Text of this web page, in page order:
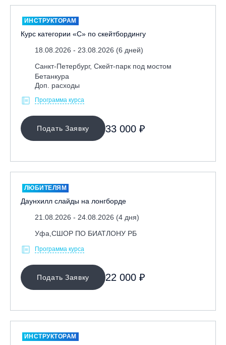
ИНСТРУКТОРАМ
Курс категории «С» по скейтбордингу
18.08.2026 - 23.08.2026 (6 дней)
Санкт-Петербург, Скейт-парк под мостом
Бетанкура
Доп. расходы
Программа курса
Подать Заявку 33 000 ₽
ЛЮБИТЕЛЯМ
Даунхилл слайды на лонгборде
21.08.2026 - 24.08.2026 (4 дня)
Уфа,СШОР ПО БИАТЛОНУ РБ
Программа курса
Подать Заявку 22 000 ₽
ИНСТРУКТОРАМ